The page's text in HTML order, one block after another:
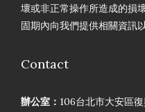
壞或非正常操作所造成的損
固期內向我們提供相關資訊
Contact
辦公室： 106台北市大安區